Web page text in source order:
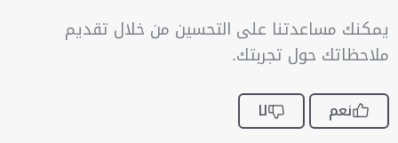
يمكنك مساعدتنا على التحسين من خلال تقديم
ملاحظاتك حول تجربتك.
نعم لا